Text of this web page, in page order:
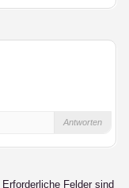
Antworten
Erforderliche Felder sind